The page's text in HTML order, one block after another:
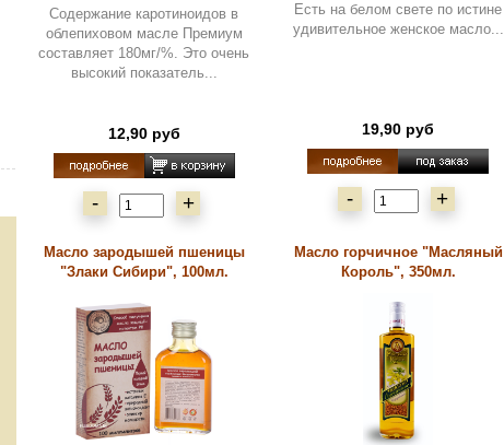
Содержание каротиноидов в
облепиховом масле Премиум
составляет 180мг/%. Это очень
высокий показатель...
12,90 руб
- +
Есть на белом свете по истине
удивительное женское масло...
19,90 руб
- +
Масло зародышей пшеницы
"Злаки Сибири", 100мл.
Масло горчичное "Масляный
Король", 350мл.